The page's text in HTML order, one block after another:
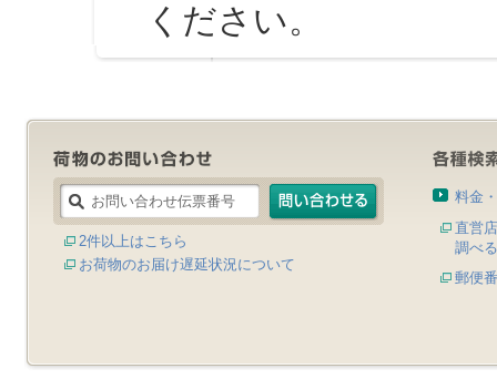
ください。
2件以上はこちら
お荷物のお届け遅延状況について
料金
直営
調べる
郵便